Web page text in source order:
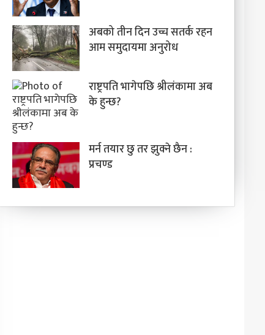
अबको तीन दिन उच्च सतर्क रहन
आम समुदायमा अनुरोध
राष्ट्रपति भागेपछि श्रीलंकामा अब
के हुन्छ?
मर्न तयार छु तर झुक्ने छैन :
प्रचण्ड